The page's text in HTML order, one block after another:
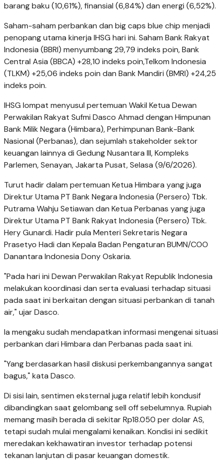
barang baku (10,61%), finansial (6,84%) dan energi (6,52%).
Saham-saham perbankan dan big caps blue chip menjadi
penopang utama kinerja IHSG hari ini. Saham Bank Rakyat
Indonesia (BBRI) menyumbang 29,79 indeks poin, Bank
Central Asia (BBCA) +28,10 indeks poin,Telkom Indonesia
(TLKM) +25,06 indeks poin dan Bank Mandiri (BMRI) +24,25
indeks poin.
IHSG lompat menyusul pertemuan Wakil Ketua Dewan
Perwakilan Rakyat Sufmi Dasco Ahmad dengan Himpunan
Bank Milik Negara (Himbara), Perhimpunan Bank-Bank
Nasional (Perbanas), dan sejumlah stakeholder sektor
keuangan lainnya di Gedung Nusantara III, Kompleks
Parlemen, Senayan, Jakarta Pusat, Selasa (9/6/2026).
Turut hadir dalam pertemuan Ketua Himbara yang juga
Direktur Utama PT Bank Negara Indonesia (Persero) Tbk.
Putrama Wahju Setiawan dan Ketua Perbanas yang juga
Direktur Utama PT Bank Rakyat Indonesia (Persero) Tbk.
Hery Gunardi. Hadir pula Menteri Sekretaris Negara
Prasetyo Hadi dan Kepala Badan Pengaturan BUMN/COO
Danantara Indonesia Dony Oskaria.
"Pada hari ini Dewan Perwakilan Rakyat Republik Indonesia
melakukan koordinasi dan serta evaluasi terhadap situasi
pada saat ini berkaitan dengan situasi perbankan di tanah
air," ujar Dasco.
Ia mengaku sudah mendapatkan informasi mengenai situasi
perbankan dari Himbara dan Perbanas pada saat ini.
"Yang berdasarkan hasil diskusi perkembangannya sangat
bagus," kata Dasco.
Di sisi lain, sentimen eksternal juga relatif lebih kondusif
dibandingkan saat gelombang sell off sebelumnya. Rupiah
memang masih berada di sekitar Rp18.050 per dolar AS,
tetapi sudah mulai mengalami kenaikan. Kondisi ini sedikit
meredakan kekhawatiran investor terhadap potensi
tekanan lanjutan di pasar keuangan domestik.